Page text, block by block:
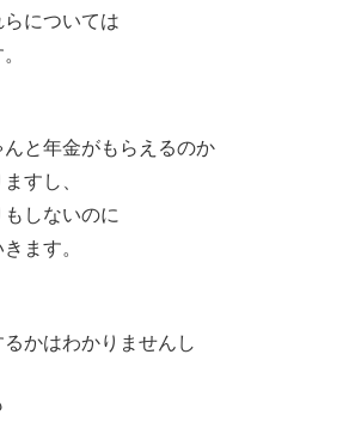
については
と年金がもらえるのか
すし、
しないのに
ます。
かはわかりませんし